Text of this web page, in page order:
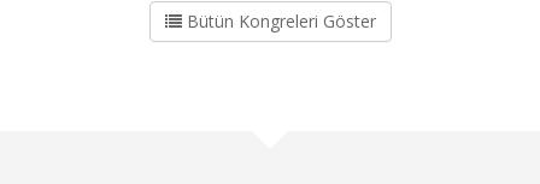
Bütün Kongreleri Göster